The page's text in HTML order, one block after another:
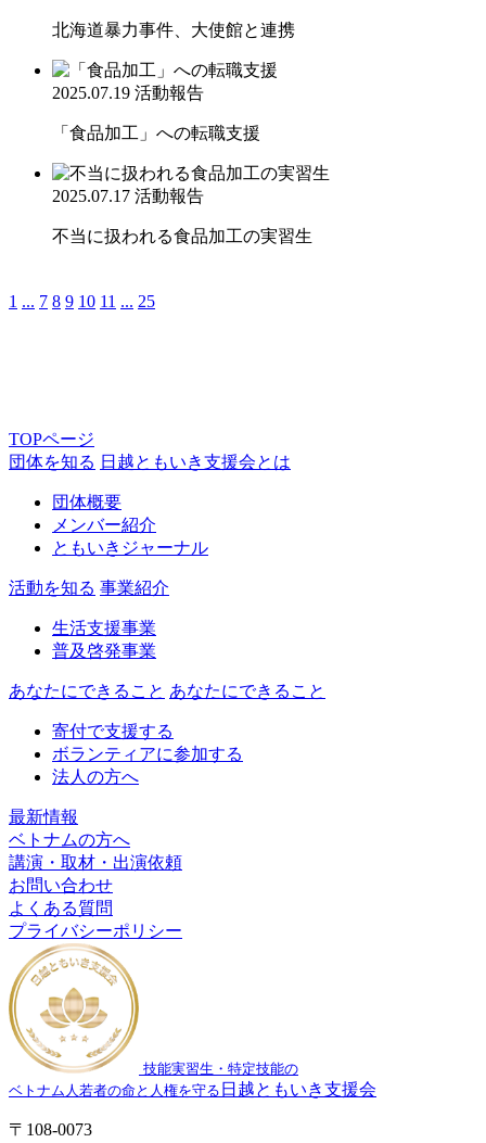
北海道暴力事件、大使館と連携
2025.07.19 活動報告
「食品加工」への転職支援
2025.07.17 活動報告
不当に扱われる食品加工の実習生
1 ... 7 8 9 10 11 ... 25
TOPページ
団体を知る 日越ともいき支援会とは
団体概要
メンバー紹介
ともいきジャーナル
活動を知る 事業紹介
生活支援事業
普及啓発事業
あなたにできること あなたにできること
寄付で支援する
ボランティアに参加する
法人の方へ
最新情報
ベトナムの方へ
講演・取材・出演依頼
お問い合わせ
よくある質問
プライバシーポリシー
技能実習生・特定技能の
ベトナム人若者の命と人権を守る 日越ともいき支援会
〒108-0073